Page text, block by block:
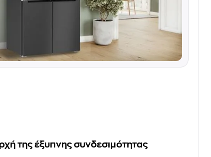
της έξυπνης συνδεσιμότητας